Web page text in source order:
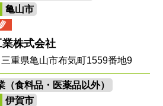
亀山市
株式会社
重県亀山市布気町1559番地9
（食料品・医薬品以外）
伊賀市